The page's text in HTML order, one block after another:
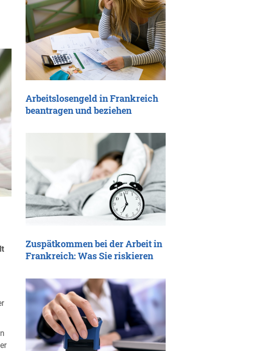
Arbeitslosengeld in Frankreich
beantragen und beziehen
Zuspätkommen bei der Arbeit in
Frankreich: Was Sie riskieren